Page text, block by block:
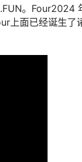
。Four2024
上面已经诞生了